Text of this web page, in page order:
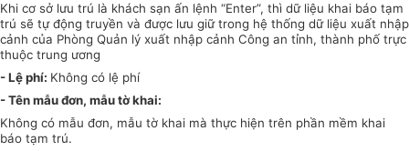
Khi cơ sở lưu trú là khách sạn ấn lệnh “Enter”, thì dữ liệu khai báo tạm
trú sẽ tự động truyền và được lưu giữ trong hệ thống dữ liệu xuất nhập
cảnh của Phòng Quản lý xuất nhập cảnh Công an tỉnh, thành phố trực
thuộc trung ương
- Lệ phí: Không có lệ phí
- Tên mẫu đơn, mẫu tờ khai:
Không có mẫu đơn, mẫu tờ khai mà thực hiện trên phần mềm khai
báo tạm trú.